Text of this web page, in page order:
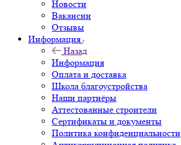
Новости
Вакансии
Отзывы
Информация
Назад
Информация
Оплата и доставка
Школа благоустройства
Наши партнёры
Аттестованные строители
Сертификаты и документы
Политика конфиденциальности